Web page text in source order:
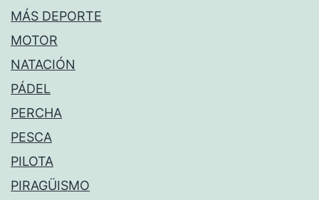
MÁS DEPORTE
MOTOR
NATACIÓN
PÁDEL
PERCHA
PESCA
PILOTA
PIRAGÜISMO